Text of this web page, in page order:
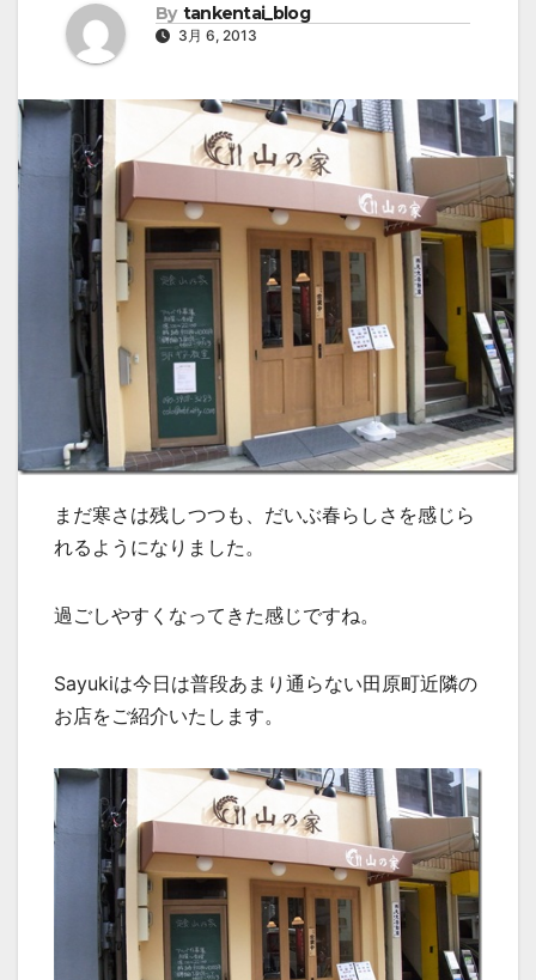
By tankentai_blog
3月 6, 2013
まだ寒さは残しつつも、だいぶ春らしさを感じら
れるようになりました。
過ごしやすくなってきた感じですね。
Sayukiは今日は普段あまり通らない田原町近隣の
お店をご紹介いたします。